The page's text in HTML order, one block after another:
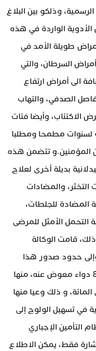
وذلكو بين البلاغ
أن 70 دواء من الأدوية الواردة في هذه
طويلة الأمد في
السرطان، والتي
الى أمراض ارتفاع
الصدفي، والتهاب
وأيضا فئات
لسنوات مطمحا ومطلبا
المؤمنين.و تتضمن هذه
بديلة أخرى لعلاج
والمضادات
المضادة للجلطات،
التحمل الأمثل للمرضى
قامت الوكالة
للتأمين الصحي منذ 2006 وإلى حدود صدور هذا
القرار المشار إليه أعلاه بإدراج 8466 دواء معوض عنه، منها
جنيس أي ما يمثل 67 في المائة، و ذلك وعيا منها
في تسهيل الولوج إلى
التأمين الإجباري
فقط، يمكن الاطلاع